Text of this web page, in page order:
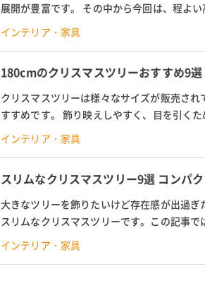
展開が豊富です。 その中から今回は、程よ
ツリーの魅力を解説。 北欧風や世界的に有名
インテリア・家具
180cmのクリスマスツリーおすすめ9
クリスマスツリーは様々なサイズが販売さ
すすめです。 飾り映えしやすく、目を引く
たり。 今回は180cmのクリスマスツリーの選
インテリア・家具
スリムなクリスマスツリー9選 コンパ
大きなツリーを飾りたいけど存在感が出過ぎ
スリムなクリスマスツリーです。この記事
イリッシュでおしゃれなクリスマスツリーの
インテリア・家具